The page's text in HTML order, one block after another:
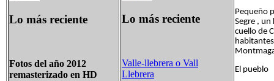
Lo más reciente
Fotos del año 2012
remasterizado en HD
Lo más reciente
Valle-llebrera o Vall
Llebrera
Pequeño
Segre ,
cuello de
El pueblo